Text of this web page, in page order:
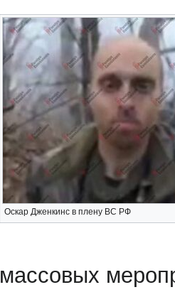
Оскар Дженкинс в плену ВС РФ
массовых